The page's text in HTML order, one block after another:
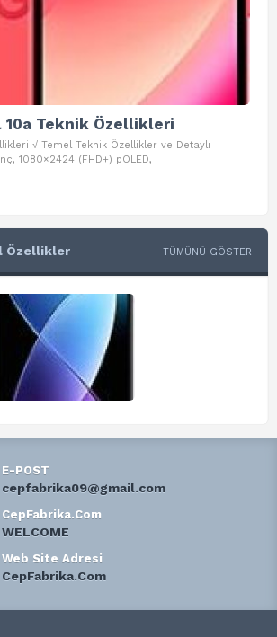
10a Teknik Özellikleri
√ Temel Teknik Özellikler ve Detaylı
1080×2424 (FHD+) pOLED,
Özellikler TÜMÜNÜ GÖSTER
E-POST
cepfabrika09@gmail.com
CepFabrika.Com
WELCOME
Web Site Adresi
CepFabrika.Com